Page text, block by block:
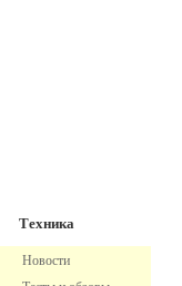
Техника
Новости